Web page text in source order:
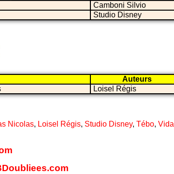
Camboni Silvio
Studio Disney
Auteurs
Loisel Régis
Nicolas, Loisel Régis, Studio Disney, Tébo, Vidal